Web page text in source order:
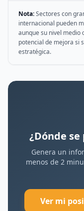
Nota:Sectores con
internacional pueden
aunque su nivel medio
potencial de mejora si
estratégica.
¿Dónde
Genera un
menos de 2
Ver mi